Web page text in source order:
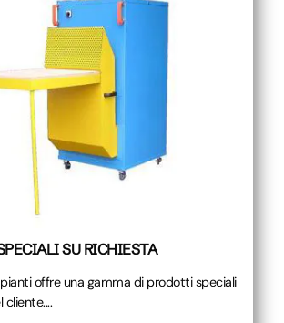
SU RICHIESTA
offre una gamma di prodotti speciali
cliente....